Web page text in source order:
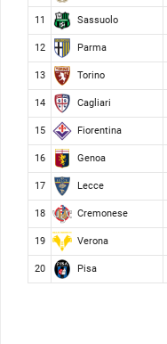
11 Sassuolo
12 Parma
13 Torino
14 Cagliari
15 Fiorentina
16 Genoa
17 Lecce
18 Cremonese
19 Verona
20 Pisa